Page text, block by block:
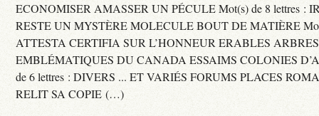
ECONOMISER AMASSER UN PÉCULE Mot(s) de 8 lettres :
RESTE UN MYSTÈRE MOLECULE BOUT DE MATIÈRE
ATTESTA CERTIFIA SUR L’HONNEUR ERABLES ARBRES
EMBLÉMATIQUES DU CANADA ESSAIMS COLONIES
de 6 lettres : DIVERS ... ET VARIÉS FORUMS PLACES
RELIT SA COPIE (…)